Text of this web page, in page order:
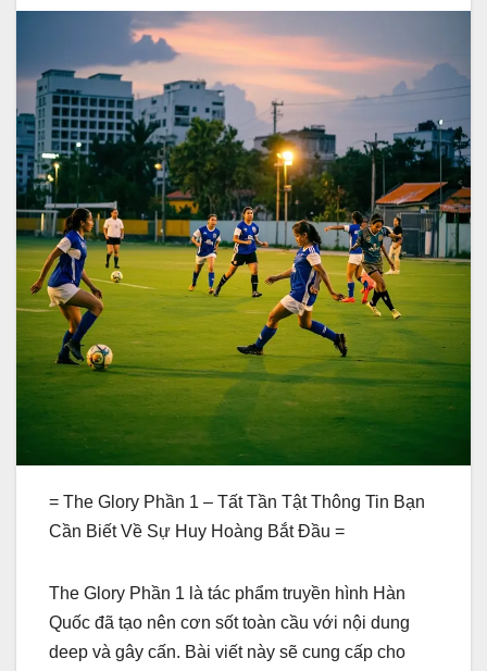
= The Glory Phần 1 – Tất Tần Tật Thông Tin Bạn
Cần Biết Về Sự Huy Hoàng Bắt Đầu =
The Glory Phần 1 là tác phẩm truyền hình Hàn
Quốc đã tạo nên cơn sốt toàn cầu với nội dung
deep và gây cấn. Bài viết này sẽ cung cấp cho